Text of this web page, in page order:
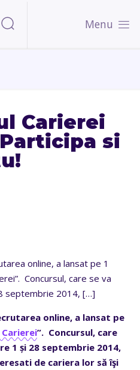
Menu
Carierei
si
online, a lansat pe 1
Concursul, care se va
septembrie 2014, […]
online, a lansat pe
”. Concursul, care
1 și 28 septembrie 2014,
de cariera lor să îşi